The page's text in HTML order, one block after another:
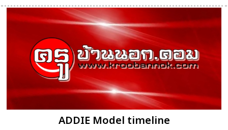
ADDIE Model timeline